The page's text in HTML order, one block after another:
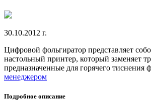
30.10.2012 г.
Цифровой фольгиратор представляет
настольный принтер, который заменяет
предназначенные для горячего тиснения
менеджером
Подробное описание